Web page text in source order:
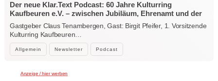
Allgemein Newsletter Podcast
Der neue Klar.Text Podcast: 60 Jahre Kulturring
Kaufbeuren e.V. – zwischen Jubiläum, Ehrenamt und der
Kraft der Kultur
Gastgeber Claus Tenambergen, Gast: Birgit Pfeifer, 1. Vorsitzende
Kulturring Kaufbeuren…
Anzeige / hier werben